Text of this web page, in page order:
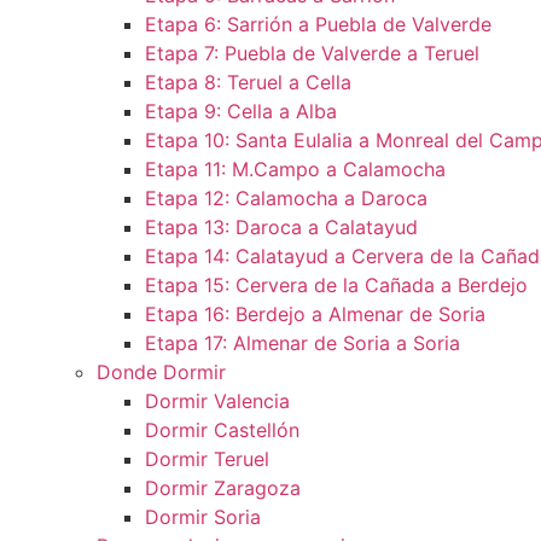
Etapa 6: Sarrión a Puebla de Valverde
Etapa 7: Puebla de Valverde a Teruel
Etapa 8: Teruel a Cella
Etapa 9: Cella a Alba
Etapa 10: Santa Eulalia a Monreal del
Etapa 11: M.Campo a Calamocha​
Etapa 12: Calamocha a Daroca ​
Etapa 13: Daroca a Calatayud
Etapa 14: Calatayud a Cervera de la
Etapa 15: Cervera de la Cañada a Berdejo
Etapa 16: Berdejo a Almenar de Soria
Etapa 17: Almenar de Soria a Soria ​
Donde Dormir
Dormir Valencia
Dormir Castellón
Dormir Teruel
Dormir Zaragoza
Dormir Soria